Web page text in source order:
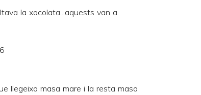
la xocolata...aquests van a
llegeixo masa mare i la resta masa